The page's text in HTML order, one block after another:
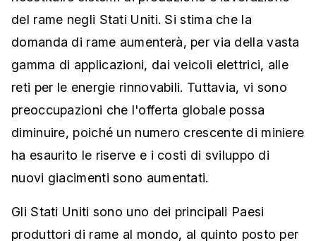
del rame negli Stati Uniti. Si stima che la
domanda di rame aumenterà, per via della vasta
gamma di applicazioni, dai veicoli elettrici, alle
reti per le energie rinnovabili. Tuttavia, vi sono
preoccupazioni che l'offerta globale possa
diminuire, poiché un numero crescente di miniere
ha esaurito le riserve e i costi di sviluppo di
nuovi giacimenti sono aumentati.
Gli Stati Uniti sono uno dei principali Paesi
produttori di rame al mondo, al quinto posto per